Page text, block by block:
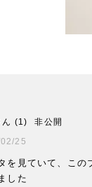
1
非公開
25
を見ていて、この
した